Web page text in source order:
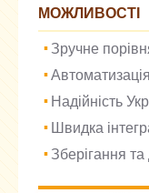
МОЖЛИВОСТІ
Зручне
Надійність
Швидка
Зберігання та